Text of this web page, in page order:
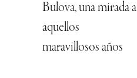
Bulova, una mirada a
aquellos
maravillosos años